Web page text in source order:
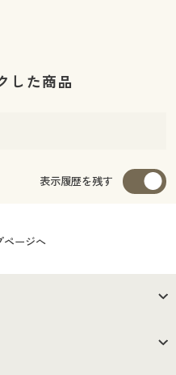
した商品
表示履歴を残す
ページへ